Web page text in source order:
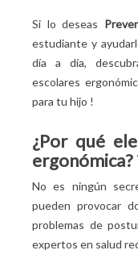
Adopta la
Revisa todos
Si lo deseas
estudiante y
día a día,
escolares
para tu hijo !
¿Por qué
ergonómica?
No es ningún
pueden provocar
problemas de
expertos en salud